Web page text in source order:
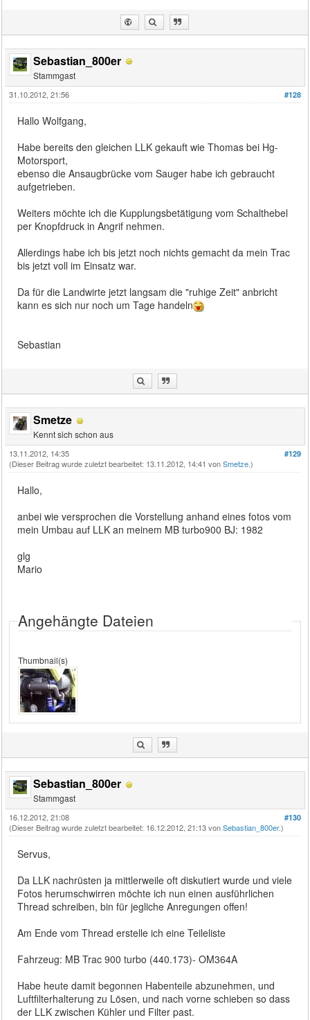
Sebastian_800er
Stammgast
#128
31.10.2012, 21:56
Hallo Wolfgang,
Habe bereits den gleichen LLK gekauft wie Thomas bei Hg-
Motorsport,
ebenso die Ansaugbrücke vom Sauger habe ich gebraucht
aufgetrieben.
Weiters möchte ich die Kupplungsbetätigung vom Schalthebel
per Knopfdruck in Angrif nehmen.
Allerdings habe ich bis jetzt noch nichts gemacht da mein Trac
bis jetzt voll im Einsatz war.
Da für die Landwirte jetzt langsam die "ruhige Zeit" anbricht
kann es sich nur noch um Tage handeln
Sebastian
Smetze
Kennt sich schon aus
#129
13.11.2012, 14:35
(Dieser Beitrag wurde zuletzt bearbeitet: 13.11.2012, 14:41 vonSmetze.)
Hallo,
anbei wie versprochen die Vorstellung anhand eines fotos vom
mein Umbau auf LLK an meinem MB turbo900 BJ: 1982
glg
Mario
Angehängte Dateien
Thumbnail(s)
Sebastian_800er
Stammgast
#130
16.12.2012, 21:08
(Dieser Beitrag wurde zuletzt bearbeitet: 16.12.2012, 21:13 vonSebastian_800er.)
Servus,
Da LLK nachrüsten ja mittlerweile oft diskutiert wurde und viele
Fotos herumschwirren möchte ich nun einen ausführlichen
Thread schreiben, bin für jegliche Anregungen offen!
Am Ende vom Thread erstelle ich eine Teileliste
Fahrzeug: MB Trac 900 turbo (440.173)- OM364A
Habe heute damit begonnen Habenteile abzunehmen, und
Luftfilterhalterung zu Lösen, und nach vorne schieben so dass
der LLK zwischen Kühler und Filter past.